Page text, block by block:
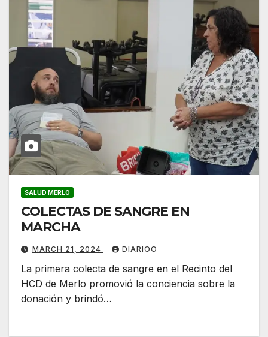
SALUD MERLO
COLECTAS DE SANGRE EN
MARCHA
MARCH 21, 2024 DIARIOO
La primera colecta de sangre en el Recinto del
HCD de Merlo promovió la conciencia sobre la
donación y brindó…